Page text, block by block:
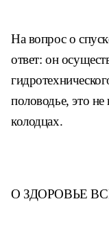
На вопрос о
ответ: он осу
половодье, это не
колодцах.
О ЗДОРОВЬЕ